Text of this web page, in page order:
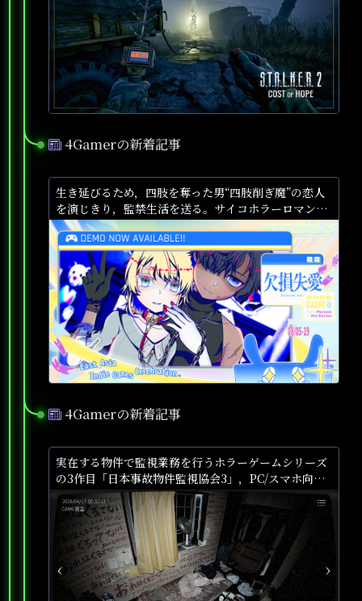
4Gamerの新着記事
●
生き延びるため，四肢を奪った男“四肢削ぎ魔”の恋人
を演じきり，監禁生活を送る。サイコホラーロマンス
ADV「欠損失愛」，体験版を2026年8月20日まで再配
信
4Gamerの新着記事
●
実在する物件で監視業務を行うホラーゲームシリーズ
の3作目「日本事故物件監視協会3」，PC/スマホ向け
に配信開始